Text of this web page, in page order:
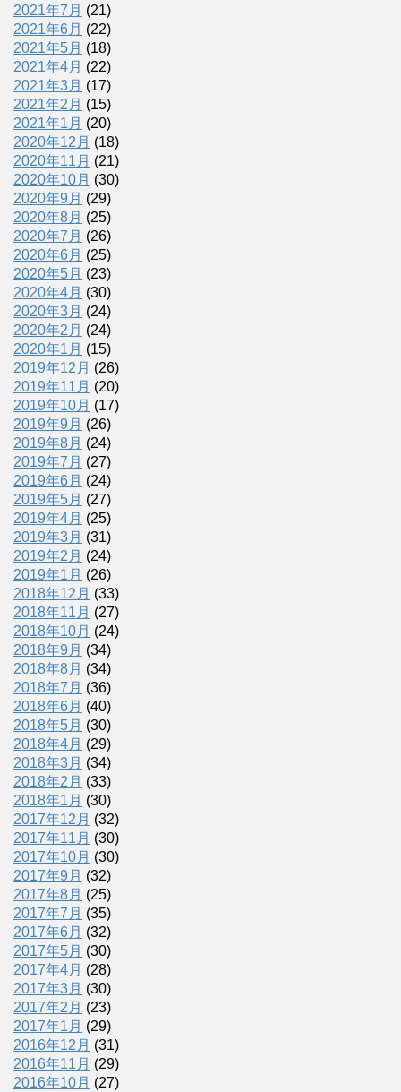
2021年7月 (21)
2021年6月 (22)
2021年5月 (18)
2021年4月 (22)
2021年3月 (17)
2021年2月 (15)
2021年1月 (20)
2020年12月 (18)
2020年11月 (21)
2020年10月 (30)
2020年9月 (29)
2020年8月 (25)
2020年7月 (26)
2020年6月 (25)
2020年5月 (23)
2020年4月 (30)
2020年3月 (24)
2020年2月 (24)
2020年1月 (15)
2019年12月 (26)
2019年11月 (20)
2019年10月 (17)
2019年9月 (26)
2019年8月 (24)
2019年7月 (27)
2019年6月 (24)
2019年5月 (27)
2019年4月 (25)
2019年3月 (31)
2019年2月 (24)
2019年1月 (26)
2018年12月 (33)
2018年11月 (27)
2018年10月 (24)
2018年9月 (34)
2018年8月 (34)
2018年7月 (36)
2018年6月 (40)
2018年5月 (30)
2018年4月 (29)
2018年3月 (34)
2018年2月 (33)
2018年1月 (30)
2017年12月 (32)
2017年11月 (30)
2017年10月 (30)
2017年9月 (32)
2017年8月 (25)
2017年7月 (35)
2017年6月 (32)
2017年5月 (30)
2017年4月 (28)
2017年3月 (30)
2017年2月 (23)
2017年1月 (29)
2016年12月 (31)
2016年11月 (29)
2016年10月 (27)